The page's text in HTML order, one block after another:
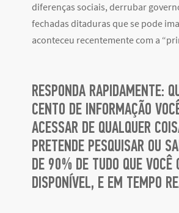
diferenças sociais, derrubar
fechadas ditaduras que se pode
aconteceu recentemente com a
RESPONDA RAPIDAMENTE:
CENTO DE INFORMAÇÃO
ACESSAR DE QUALQUER
PRETENDE PESQUISAR OU
DE 90% DE TUDO QUE VOCÊ
DISPONÍVEL, E EM TEMPO